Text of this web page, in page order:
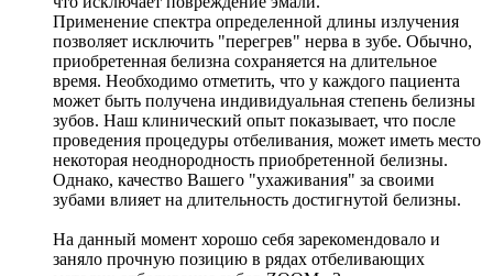
Применение спектра определенной длины излучения
позволяет исключить "перегрев" нерва в зубе. Обычно,
приобретенная белизна сохраняется на длительное
время. Необходимо отметить, что у каждого пациента
может быть получена индивидуальная степень белизны
зубов. Наш клинический опыт показывает, что после
проведения процедуры отбеливания, может иметь место
некоторая неоднородность приобретенной белизны.
Однако, качество Вашего "ухаживания" за своими
зубами влияет на длительность достигнутой белизны.
На данный момент хорошо себя зарекомендовало и
заняло прочную позицию в рядах отбеливающих